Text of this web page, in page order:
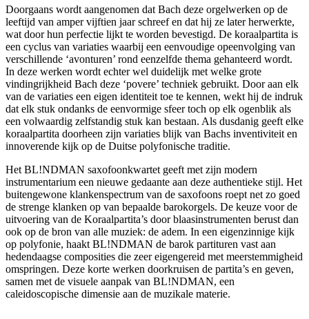
Doorgaans wordt aangenomen dat Bach deze orgelwerken op de
leeftijd van amper vijftien jaar schreef en dat hij ze later herwerkte,
wat door hun perfectie lijkt te worden bevestigd. De koraalpartita is
een cyclus van variaties waarbij een eenvoudige opeenvolging van
verschillende ‘avonturen’ rond eenzelfde thema gehanteerd wordt.
In deze werken wordt echter wel duidelijk met welke grote
vindingrijkheid Bach deze ‘povere’ techniek gebruikt. Door aan elk
van de variaties een eigen identiteit toe te kennen, wekt hij de indruk
dat elk stuk ondanks de eenvormige sfeer toch op elk ogenblik als
een volwaardig zelfstandig stuk kan bestaan. Als dusdanig geeft elke
koraalpartita doorheen zijn variaties blijk van Bachs inventiviteit en
innoverende kijk op de Duitse polyfonische traditie.
Het BL!NDMAN saxofoonkwartet geeft met zijn modern
instrumentarium een nieuwe gedaante aan deze authentieke stijl. Het
buitengewone klankenspectrum van de saxofoons roept net zo goed
de strenge klanken op van bepaalde barokorgels. De keuze voor de
uitvoering van de Koraalpartita’s door blaasinstrumenten berust dan
ook op de bron van alle muziek: de adem. In een eigenzinnige kijk
op polyfonie, haakt BL!NDMAN de barok partituren vast aan
hedendaagse composities die zeer eigengereid met meerstemmigheid
omspringen. Deze korte werken doorkruisen de partita’s en geven,
samen met de visuele aanpak van BL!NDMAN, een
caleidoscopische dimensie aan de muzikale materie.